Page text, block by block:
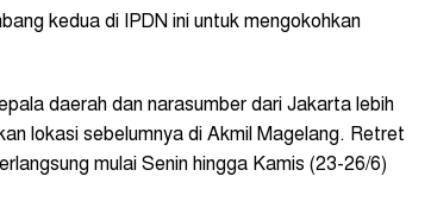
kedua di IPDN ini untuk mengokohkan
daerah dan narasumber dari Jakarta lebih
lokasi sebelumnya di Akmil Magelang. Retret
mulai Senin hingga Kamis (23-26/6)